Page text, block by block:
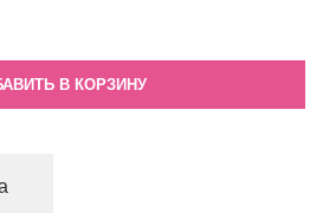
В КОРЗИНУ